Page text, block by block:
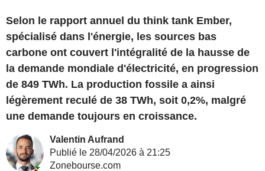
Selon le rapport annuel du think tank Ember,
spécialisé dans l'énergie, les sources bas
carbone ont couvert l'intégralité de la hausse de
la demande mondiale d'électricité, en progression
de 849 TWh. La production fossile a ainsi
légèrement reculé de 38 TWh, soit 0,2%, malgré
une demande toujours en croissance.
Valentin Aufrand
Publié le 28/04/2026 à 21:25
Zonebourse.com